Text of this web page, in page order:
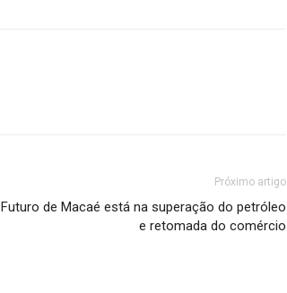
Próximo artigo
Futuro de Macaé está na superação do petróleo
e retomada do comércio